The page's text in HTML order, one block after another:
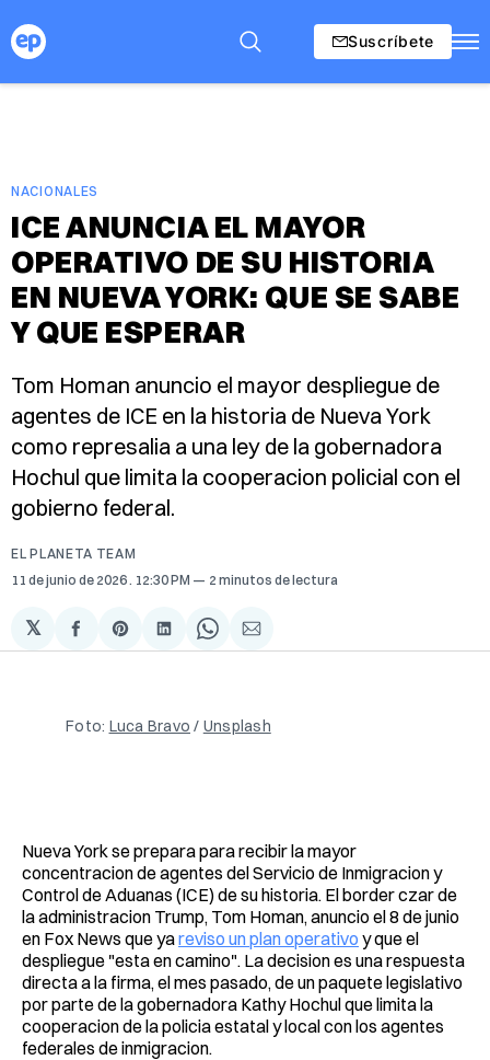
Suscríbete
NACIONALES
ICE ANUNCIA EL MAYOR
OPERATIVO DE SU HISTORIA
EN NUEVA YORK: QUE SE SABE
Y QUE ESPERAR
Tom Homan anuncio el mayor despliegue de
agentes de ICE en la historia de Nueva York
como represalia a una ley de la gobernadora
Hochul que limita la cooperacion policial con el
gobierno federal.
EL PLANETA TEAM
11 de junio de 2026 . 12:30 PM 2 minutos de lectura
𝕏
Compartir
en
Share
on
Compartir
en
Share
on
Compartir
via
Foto: Luca Bravo / Unsplash
Nueva York se prepara para recibir la mayor
concentracion de agentes del Servicio de Inmigracion y
Control de Aduanas (ICE) de su historia. El border czar de
la administracion Trump, Tom Homan, anuncio el 8 de junio
en Fox News que yareviso un plan operativo y que el
despliegue "esta en camino". La decision es una respuesta
directa a la firma, el mes pasado, de un paquete legislativo
por parte de la gobernadora Kathy Hochul que limita la
cooperacion de la policia estatal y local con los agentes
federales de inmigracion.